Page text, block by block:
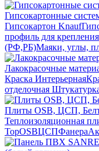
Гипсокартонные
Гипсокартон Knauf
профиль для
(РФ,РБ)Маяки, углы,
Лакокрасочные
Краска Интерьерная
отделочная
Плиты OSB, ЦСП,
Теплоизоляционная
TopOSBЦСПФанера